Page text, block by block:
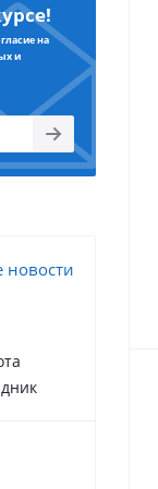
на
и
новости